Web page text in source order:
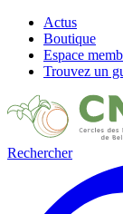
Actus
Boutique
Espace
Trouvez un
Rechercher